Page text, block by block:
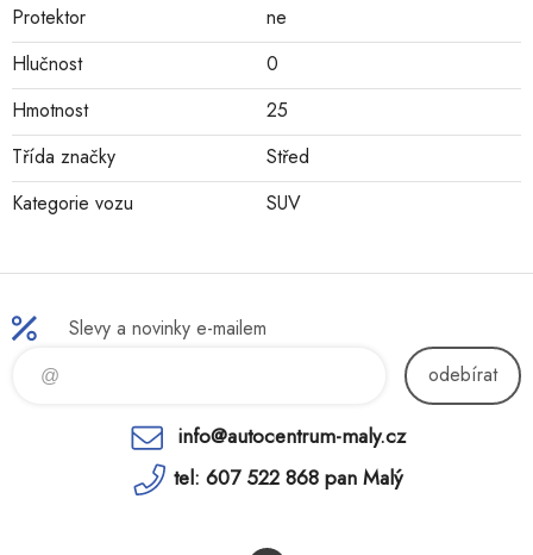
Protektor
ne
Hlučnost
0
Hmotnost
25
Třída značky
Střed
Kategorie vozu
SUV
Slevy a novinky e-mailem
odebírat
info@autocentrum-maly.cz
tel: 607 522 868 pan Malý